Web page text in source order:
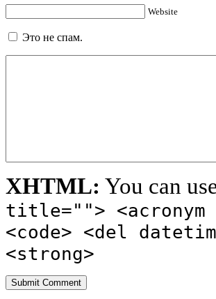
Website
Это не спам.
XHTML: You can
title="">
<code> <del
<strong>